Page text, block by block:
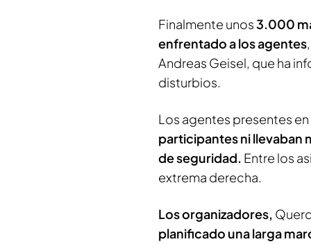
Finalmente unos3.000
enfrentado a los agentes
Andreas Geisel, que ha
disturbios.
Los agentes presentes
participantes ni llevaban
de seguridad. Entre los
extrema derecha.
Los organizadores,
planificado una larga